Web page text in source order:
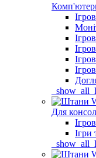
Для
Ігри